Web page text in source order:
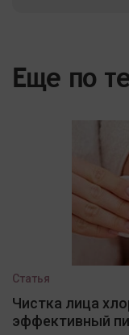
Еще по
Статья
Чистка лица
эффективный